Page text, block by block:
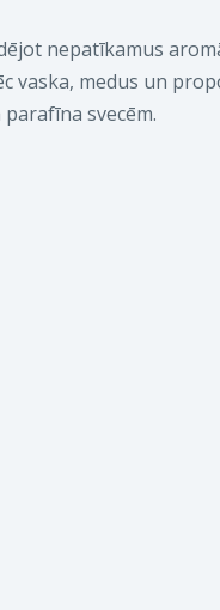
nepatīkamus
vaska, medus un
svecēm.